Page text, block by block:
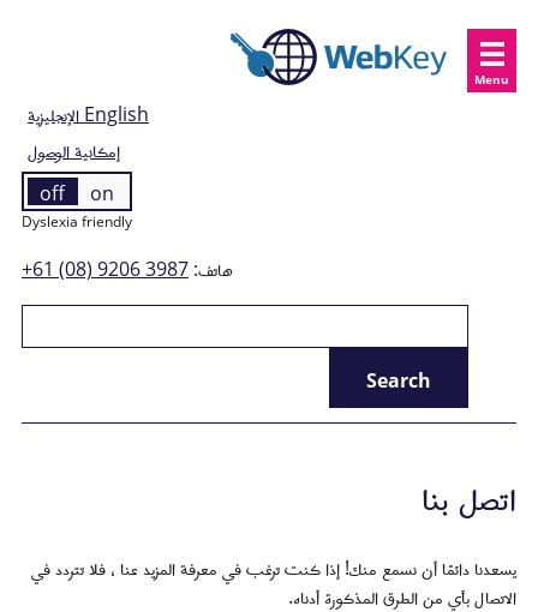
English الإنجليزية
إمكانية الوصول
on
off
Dyslexia friendly
هاتف: +61 (08) 9206 3987
Menu
اتصل بنا
يسعدنا دائمًا أن نسمع منك! إذا كنت ترغب في معرفة المزيد عنا ، فلا تتردد في
الاتصال بأي من الطرق المذكورة أدناه.